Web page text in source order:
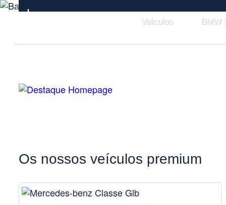
Veículos BMW
Os nossos veículos premium